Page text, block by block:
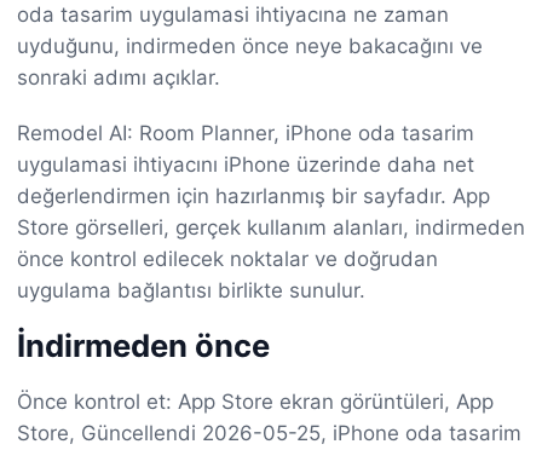
oda tasarim uygulamasi ihtiyacına ne zaman
uyduğunu, indirmeden önce neye bakacağını ve
sonraki adımı açıklar.
Remodel AI: Room Planner, iPhone oda tasarim
uygulamasi ihtiyacını iPhone üzerinde daha net
değerlendirmen için hazırlanmış bir sayfadır. App
Store görselleri, gerçek kullanım alanları, indirmeden
önce kontrol edilecek noktalar ve doğrudan
uygulama bağlantısı birlikte sunulur.
İndirmeden önce
Önce kontrol et: App Store ekran görüntüleri, App
Store, Güncellendi 2026-05-25, iPhone oda tasarim